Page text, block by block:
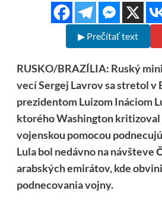
▶ Prečítať text
RUSKO/BRAZÍLIA: Ruský
vecí Sergej Lavrov sa stretol v
prezidentom Luizom Ináciom
ktorého Washington kritizoval
vojenskou pomocou
Lula bol nedávno na návšteve
arabských emirátov, kde
podnecovania vojny.